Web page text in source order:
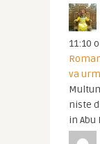
11:10
va
niste
in Abu